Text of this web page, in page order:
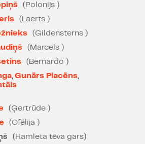
ne vien kā
galveno varoņu
bet arī ar otrā
arhetipiskajiem cilvēku
modeļiem. Līdz ar
ne vien mīlestības,
biedriskuma,
jēdzieni.
iestudējumu vēsture jau
mainības klasika
mūžīgo un aktuālo,
(Polonijs )
(Laerts )
(Gildensterns )
(Marcels )
(Bernardo )
, Gunārs Placēns,
(Ģertrūde )
(Ofēlija )
(Hamleta tēva gars)